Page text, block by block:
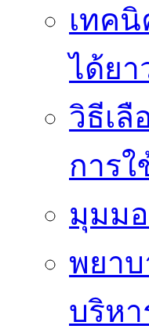
เทคนิ
ได้ย
วิธีเลื
การใ
มุมม
พยา
บริห